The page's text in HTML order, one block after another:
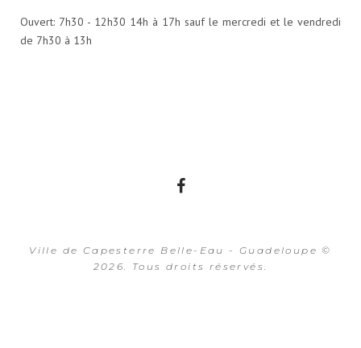
Ouvert: 7h30 - 12h30 14h à 17h sauf le mercredi et le vendredi
de 7h30 à 13h
Ville de Capesterre Belle-Eau - Guadeloupe ©
2026. Tous droits réservés.